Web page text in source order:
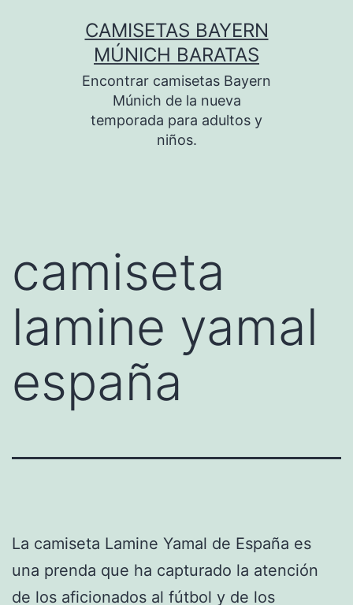
CAMISETAS BAYERN
MÚNICH BARATAS
Encontrar camisetas Bayern
Múnich de la nueva
temporada para adultos y
niños.
camiseta
lamine yamal
españa
La camiseta Lamine Yamal de España es
una prenda que ha capturado la atención
de los aficionados al fútbol y de los